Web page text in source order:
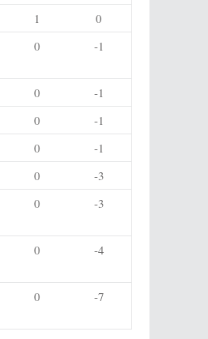
1
0
0 -1
0
-1
0
-1
0
-1
0
-3
0 -3
0 -4
0 -7